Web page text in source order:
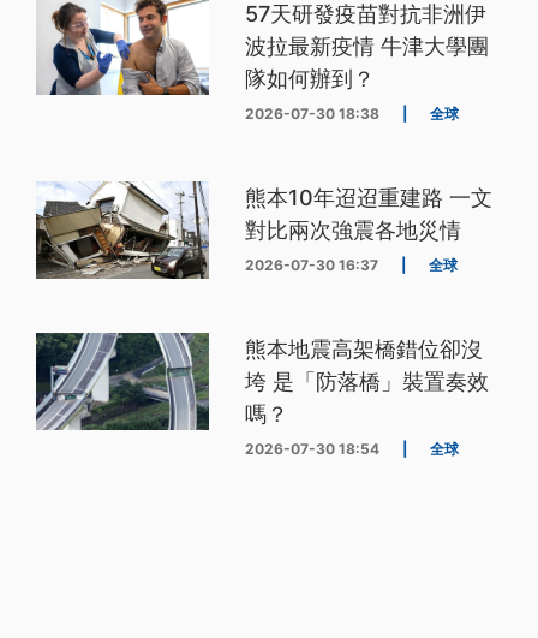
57天研發疫苗對抗非洲伊
波拉最新疫情 牛津大學團
隊如何辦到？
2026-07-30 18:38 全球
熊本10年迢迢重建路 一文
對比兩次強震各地災情
2026-07-30 16:37 全球
熊本地震高架橋錯位卻沒
垮 是「防落橋」裝置奏效
嗎？
2026-07-30 18:54 全球